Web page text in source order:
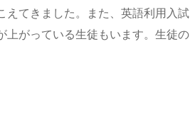
えてきました。また、英語利用入試
上がっている生徒もいます。生徒の